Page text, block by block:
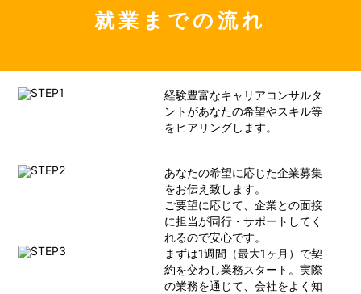
就業までの流れ
経験豊富なキャリアコンサルタ
ントがあなたの希望やスキル等
をヒアリングします。
あなたの希望に応じた企業募集
をお伝え致します。
ご要望に応じて、企業との面接
に担当が同行・サポートしてく
れるので安心です。
まずは1週間（最大1ヶ月）で契
約を交わし業務スタート。実際
の業務を通じて、会社をよく知